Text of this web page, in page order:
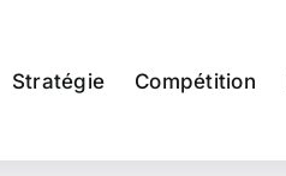
Stratégie Compétition